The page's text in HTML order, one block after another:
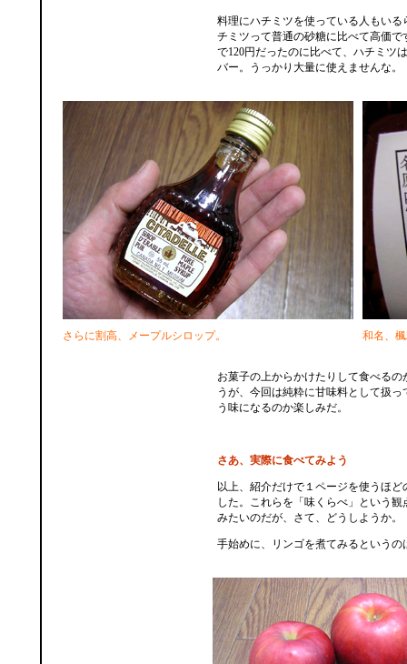
料理にハチミツを使っている人もいる
チミツって普通の砂糖に比べて高価で
で120円だったのに比べて、ハチミツ
バー。うっかり大量に使えませんな。
さらに割高、メープルシロップ。 和名、
お菓子の上からかけたりして食べるの
うが、今回は純粋に甘味料として扱っ
う味になるのか楽しみだ。
さあ、実際に食べてみよう
以上、紹介だけで１ページを使うほど
した。これらを「味くらべ」という観
みたいのだが、さて、どうしようか。
手始めに、リンゴを煮てみるというの